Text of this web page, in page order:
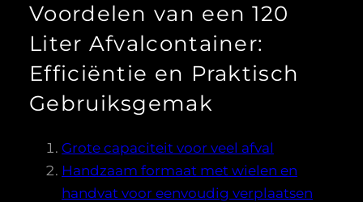
Voordelen van een 120
Liter Afvalcontainer:
Efficiëntie en Praktisch
Gebruiksgemak
Grote capaciteit voor veel afval
Handzaam formaat met wielen en
handvat voor eenvoudig verplaatsen